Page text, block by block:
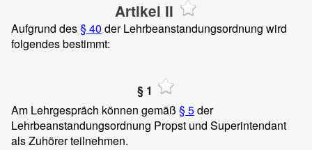
Artikel II
Aufgrund des§ 40 der Lehrbeanstandungsordnung wird
folgendes bestimmt:
§ 1
Am Lehrgespräch können gemäß § 5der
Lehrbeanstandungsordnung Propst und Superintendant
als Zuhörer teilnehmen.